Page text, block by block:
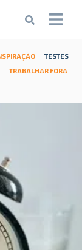
TESTES
TRABALHAR FORA